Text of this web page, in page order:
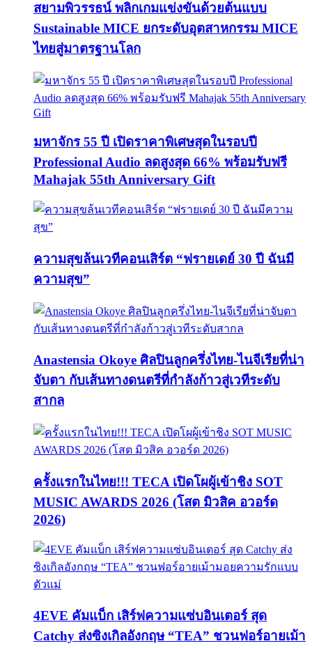
สยามพิวรรธน์ พลิกเกมแข่งขันด้วยต้นแบบ
Sustainable MICE ยกระดับอุตสาหกรรม MICE
ไทยสู่มาตรฐานโลก
มหาจักร 55 ปี เปิดราคาพิเศษสุดในรอบปี
Professional Audio ลดสูงสุด 66% พร้อมรับฟรี
Mahajak 55th Anniversary Gift
ความสุขล้นเวทีคอนเสิร์ต “ฟรายเดย์ 30 ปี ฉันมี
ความสุข”
Anastensia Okoye ศิลปินลูกครึ่งไทย-ไนจีเรียที่น่า
จับตา กับเส้นทางดนตรีที่กำลังก้าวสู่เวทีระดับ
สากล
ครั้งแรกในไทย!!! TECA เปิดโผผู้เข้าชิง SOT
MUSIC AWARDS 2026 (โสต มิวสิค อวอร์ด
2026)
4EVE คัมแบ็ก เสิร์ฟความแซ่บอินเตอร์ สุด
Catchy ส่งซิงเกิลอังกฤษ “TEA” ชวนฟอร์อายเม้า